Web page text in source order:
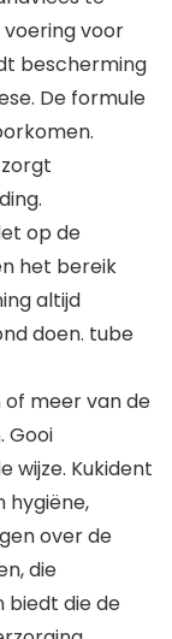
voor
bescherming
De formule
op de
het bereik
altijd
doen. tube
meer van de
Gooi
wijze. Kukident
hygiëne,
over de
die
biedt die de